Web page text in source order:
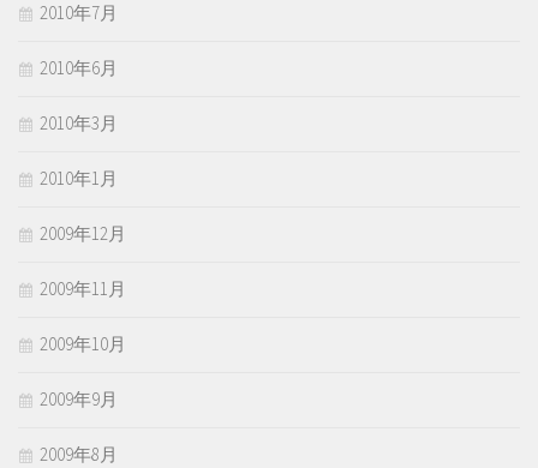
2010年7月
2010年6月
2010年3月
2010年1月
2009年12月
2009年11月
2009年10月
2009年9月
2009年8月